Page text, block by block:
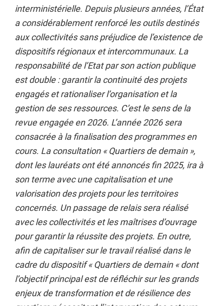
interministérielle. Depuis plusieurs années, l’État
a considérablement renforcé les outils destinés
aux collectivités sans préjudice de l’existence de
dispositifs régionaux et intercommunaux. La
responsabilité de l’Etat par son action publique
est double : garantir la continuité des projets
engagés et rationaliser l’organisation et la
gestion de ses ressources. C’est le sens de la
revue engagée en 2026. L’année 2026 sera
consacrée à la finalisation des programmes en
cours. La consultation « Quartiers de demain »,
dont les lauréats ont été annoncés fin 2025, ira à
son terme avec une capitalisation et une
valorisation des projets pour les territoires
concernés. Un passage de relais sera réalisé
avec les collectivités et les maîtrises d’ouvrage
pour garantir la réussite des projets. En outre,
afin de capitaliser sur le travail réalisé dans le
cadre du dispositif « Quartiers de demain « dont
l’objectif principal est de réfléchir sur les grands
enjeux de transformation et de résilience des